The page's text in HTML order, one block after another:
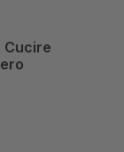
Cucire